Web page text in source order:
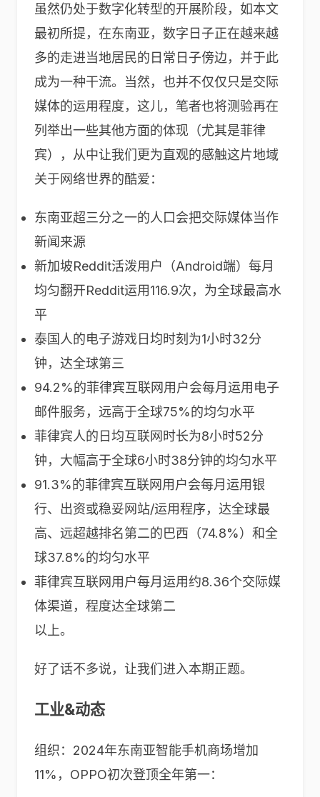
虽然仍处于数字化转型的开展阶段，如本文
最初所提，在东南亚，数字日子正在越来越
多的走进当地居民的日常日子傍边，并于此
成为一种干流。当然，也并不仅仅只是交际
媒体的运用程度，这儿，笔者也将测验再在
列举出一些其他方面的体现（尤其是菲律
宾），从中让我们更为直观的感触这片地域
关于网络世界的酷爱：
东南亚超三分之一的人口会把交际媒体当作
新闻来源
新加坡Reddit活泼用户（Android端）每月
均匀翻开Reddit运用116.9次，为全球最高水
平
泰国人的电子游戏日均时刻为1小时32分
钟，达全球第三
94.2%的菲律宾互联网用户会每月运用电子
邮件服务，远高于全球75%的均匀水平
菲律宾人的日均互联网时长为8小时52分
钟，大幅高于全球6小时38分钟的均匀水平
91.3%的菲律宾互联网用户会每月运用银
行、出资或稳妥网站/运用程序，达全球最
高、远超越排名第二的巴西（74.8%）和全
球37.8%的均匀水平
菲律宾互联网用户每月运用约8.36个交际媒
体渠道，程度达全球第二
以上。
好了话不多说，让我们进入本期正题。
工业&动态
组织：2024年东南亚智能手机商场增加
11%，OPPO初次登顶全年第一：